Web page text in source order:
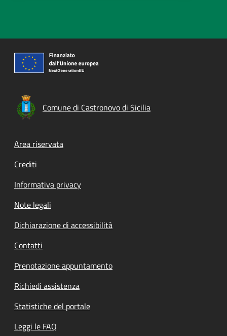
Comune di Castronovo di Sicilia
Footer menu
Area riservata
Crediti
Informativa privacy
Note legali
Dichiarazione di accessibilità
Contatti
Prenotazione appuntamento
Richiedi assistenza
Statistiche del portale
Leggi le FAQ